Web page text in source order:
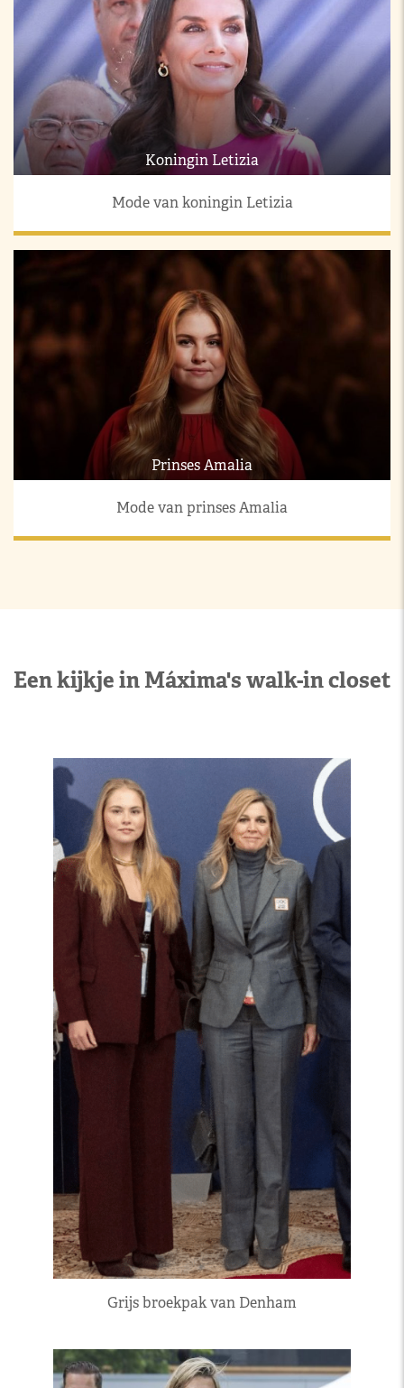
Koningin Letizia
Mode van koningin Letizia
Prinses Amalia
Mode van prinses Amalia
Een kijkje in Máxima's walk-in closet
Grijs broekpak van Denham